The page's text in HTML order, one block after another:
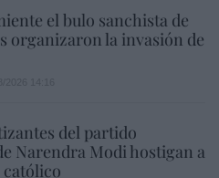
el bulo sanchista de
organizaron la invasión de
del partido
Narendra Modi hostigan a
católico